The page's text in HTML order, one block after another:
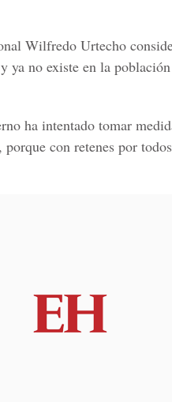
Wilfredo Urtecho
ya no existe en la
ha intentado tomar
con retenes por